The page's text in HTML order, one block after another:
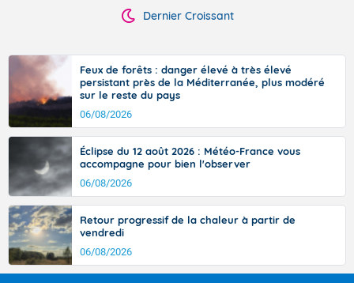
Dernier Croissant
Feux de forêts : danger élevé à très élevé
persistant près de la Méditerranée, plus modéré
sur le reste du pays
06/08/2026
Éclipse du 12 août 2026 : Météo-France vous
accompagne pour bien l'observer
06/08/2026
Retour progressif de la chaleur à partir de
vendredi
06/08/2026